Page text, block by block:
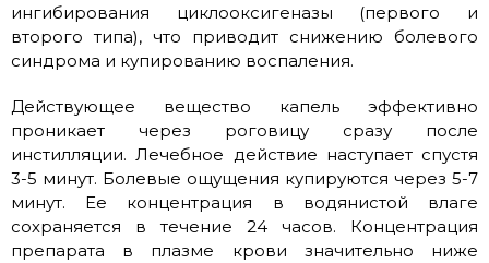
ингибирования циклооксигеназы (первого и
второго типа), что приводит снижению болевого
синдрома и купированию воспаления.
Действующее вещество капель эффективно
проникает через роговицу сразу после
инстилляции. Лечебное действие наступает спустя
3-5 минут. Болевые ощущения купируются через 5-7
минут. Ее концентрация в водянистой влаге
сохраняется в течение 24 часов. Концентрация
препарата в плазме крови значительно ниже